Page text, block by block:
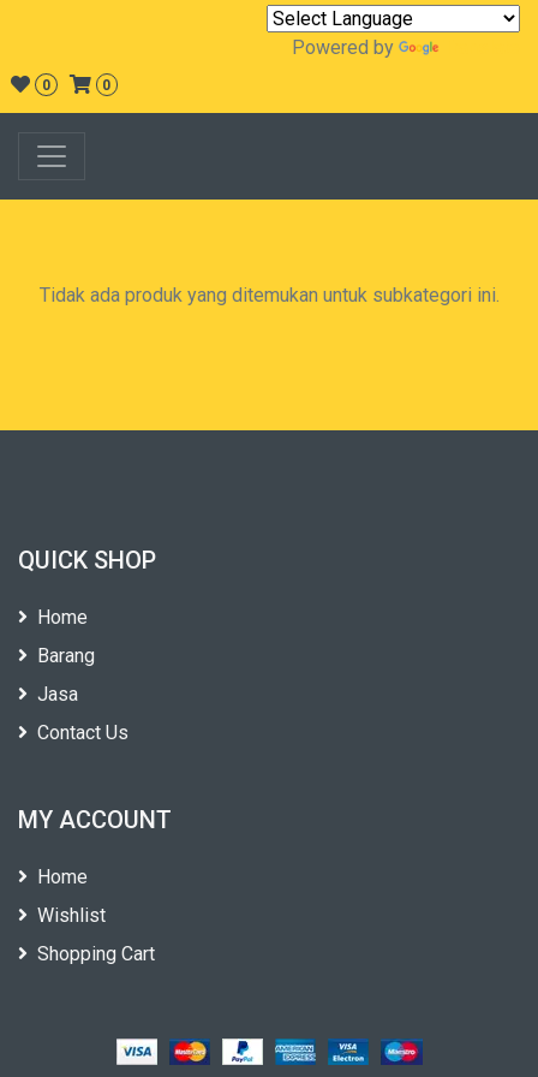
Powered by
0 0
Tidak ada produk yang ditemukan untuk subkategori ini.
QUICK SHOP
Home
Barang
Jasa
Contact Us
MY ACCOUNT
Home
Wishlist
Shopping Cart